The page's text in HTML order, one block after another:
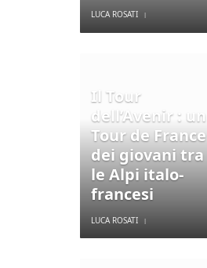
LUCA ROSATI
Il Tour
dell’Avenir : un
Tour de France
dei giovani tra
le Alpi italo-
francesi
LUCA ROSATI